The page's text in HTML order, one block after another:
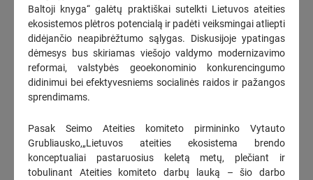
VAATC oficialiai susigrąžina Vilniaus MBA gamyklos teritorijos
valdymą
2026-08-07 15:52
„Energesman“: Meras pasitelkė juodąsias technologijas –
dirbome nuostolingai, ką gali „išvesti“ iš minuso?
(1)
2026-08-07 15:34
Seimo nario S. Čaplinsko pranešimas: „Kodėl šeimos gydytojas
yra svarbiausia Lietuvos sveikatos sistemos grandis? Kodėl
Lietuvos sveikatos sistemoje taip sunku ką nors pakeisti VII
dalis“
(3)
Baltoji knyga“ galėtų praktiškai sutelkti Lietuvos ateities
ekosistemos plėtros potencialą ir padėti veiksmingai atliepti
didėjančio neapibrėžtumo sąlygas. Diskusijoje ypatingas
dėmesys bus skiriamas viešojo valdymo modernizavimo
reformai, valstybės geoekonominio konkurencingumo
didinimui bei efektyvesniems socialinės raidos ir pažangos
sprendimams.
Pasak Seimo Ateities komiteto pirmininko Vytauto
Grubliausko,„Lietuvos ateities ekosistema brendo
konceptualiai pastaruosius keletą metų, plečiant ir
tobulinant Ateities komiteto darbų lauką – šio darbo